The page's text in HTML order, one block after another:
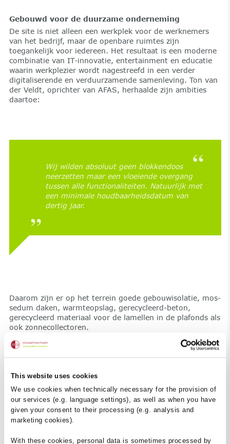
This website uses cookies
We use cookies when technically necessary for the provision of
our services (e.g. language settings), as well as when you have
given your consent to their processing (e.g. analysis and
marketing cookies).
With these cookies, personal data is sometimes processed by
Gebouwd voor de duurzame onderneming
De site is niet alleen een werkplek voor de werknemers
van het bedrijf, maar de openbare ruimtes zijn
toegankelijk voor iedereen. Het resultaat is een moderne
combinatie van IT-innovatie, entertainment en educatie
waarin werkplezier wordt nagestreefd in een verder
digitaliserende en verduurzamende samenleving. Ton van
der Veldt, oprichter van AFAS, herhaalde zijn ambities
daartoe:
Wij wilden absoluut geen blokkendoos
neerzetten maar een vloeiende overgang
tussen alle functionaliteiten. Natuurlijk met
een minimale houdbaarheidsdatum van
dertig jaar.
Daarom zijn er op het terrein goede gebouwisolatie, mos-
sedum daken, warmteopslag, gerecycleerd-beton,
gerecycleerd materiaal voor de lamellen in de plafonds als
ook zonnecollectoren.
De grote tuin, die de afzonderlijke delen van het pand
met elkaar verbindt, is opmerkelijk. Hier wordt weelderige
beplanting afgewisseld met kunstwerken. Tussendoor
heeft men altijd uitzicht op een van de twee vijvers.
Talrijke zitjes en verlichting nodigen zowel voorbijgangers
als werknemers uit tot wandelen en ontspannen. Op het